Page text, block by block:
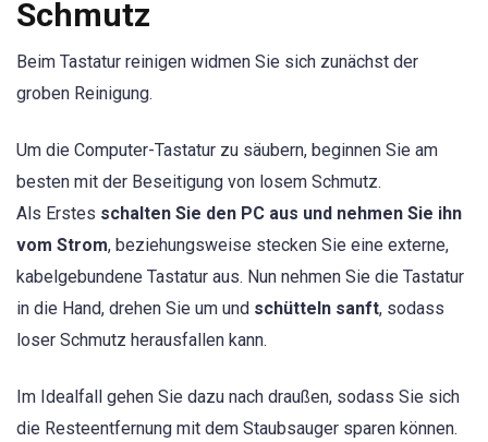
Schmutz
Beim Tastatur reinigen widmen Sie sich zunächst der
groben Reinigung.
Um die Computer-Tastatur zu säubern, beginnen Sie am
besten mit der Beseitigung von losem Schmutz.
Als Erstes schalten Sie den PC aus und nehmen Sie ihn
vom Strom, beziehungsweise stecken Sie eine externe,
kabelgebundene Tastatur aus. Nun nehmen Sie die Tastatur
in die Hand, drehen Sie um und schütteln sanft, sodass
loser Schmutz herausfallen kann.
Im Idealfall gehen Sie dazu nach draußen, sodass Sie sich
die Resteentfernung mit dem Staubsauger sparen können.